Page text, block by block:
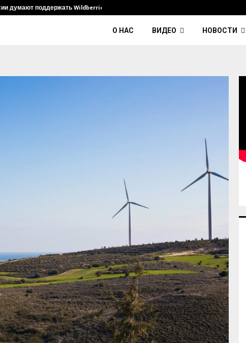
думают поддержать Wildberries и его…
О НАС ВИДЕО НОВОСТИ